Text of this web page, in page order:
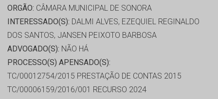
ORGÃO: CÂMARA MUNICIPAL DE SONORA
INTERESSADO(S): DALMI ALVES, EZEQUIEL REGINALDO
DOS SANTOS, JANSEN PEIXOTO BARBOSA
ADVOGADO(S): NÃO HÁ
PROCESSO(S) APENSADO(S):
TC/00012754/2015 PRESTAÇÃO DE CONTAS 2015
TC/00006159/2016/001 RECURSO 2024